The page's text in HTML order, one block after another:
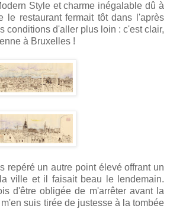
Style et charme inégalable dû à
le restaurant fermait tôt dans l'après
conditions d'aller plus loin : c'est clair,
à Bruxelles !
repéré un autre point élevé offrant un
ville et il faisait beau le lendemain.
d'être obligée de m'arrêter avant la
suis tirée de justesse à la tombée